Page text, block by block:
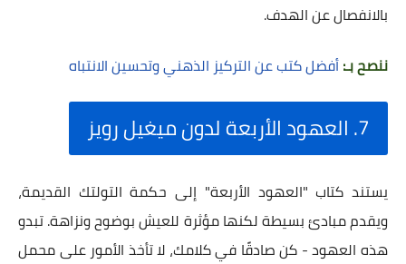
بالانفصال عن الهدف.
ننصح بـ:أفضل كتب عن التركيز الذهني وتحسين الانتباه
7. العهود الأربعة لدون ميغيل رويز
يستند كتاب "العهود الأربعة" إلى حكمة التولتك القديمة،
ويقدم مبادئ بسيطة لكنها مؤثرة للعيش بوضوح ونزاهة. تبدو
هذه العهود - كن صادقًا في كلامك، لا تأخذ الأمور على محمل